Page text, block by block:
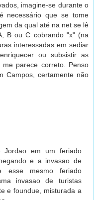
imagine-se durante o
necessário que se tome
da qual até na net se lê
B ou C cobrando "x" (na
interessadas em sediar
ou subsistir as
parece correto. Penso
Campos, certamente não
Jordao em um feriado
e a invasao de
esse mesmo feriado
invasao de turistas
e foundue, misturada a